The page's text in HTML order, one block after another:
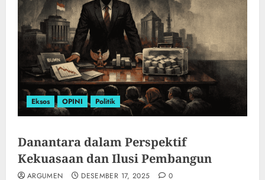
Eksos OPINI Politik
Danantara dalam Perspektif
Kekuasaan dan Ilusi Pembangun
ARGUMEN DESEMBER 17, 2025 0